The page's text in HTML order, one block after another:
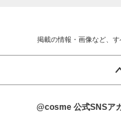
掲載の情報・画像など、
@cosme 公式SNSア